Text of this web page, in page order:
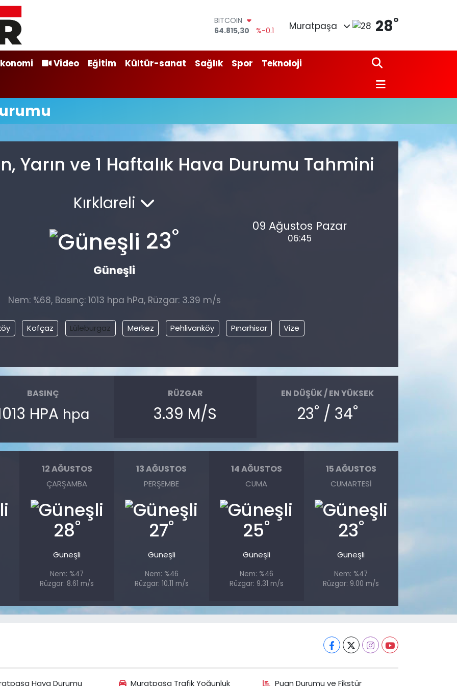
BITCOIN
64.815,30
%-0.1
47,7436
%0.18
EURO
55,2510
BİST100
13.779
Muratpaşa 28°
Video Eğitim Kültür-sanat Sağlık Spor
Teknoloji
Yarın ve 1 Haftalık Hava Durumu Tahmini
Kırklareli
23°
Güneşli
09 Ağustos Pazar
06:45
Nem: %68, Basınç: 1013 hpa hPa, Rüzgar: 3.39 m/s
Kofçaz Lüleburgaz Merkez Pehlivanköy Pınarhisar Vize
BASINÇ
HPA hpa
RÜZGAR
3.39 M/S
EN DÜŞÜK / EN YÜKSEK
23° / 34°
12 AĞUSTOS
ÇARŞAMBA
28°
Güneşli
Nem: %47
Rüzgar: 8.61 m/s
13 AĞUSTOS
PERŞEMBE
27°
Güneşli
Nem: %46
Rüzgar: 10.11 m/s
14 AĞUSTOS
CUMA
25°
Güneşli
Nem: %46
Rüzgar: 9.31 m/s
15 AĞUSTOS
CUMARTESI
23°
Güneşli
Nem: %47
Rüzgar: 9.00 m/s
Hava Durumu Muratpaşa Trafik Yoğunluk Puan Durumu ve Fikstür